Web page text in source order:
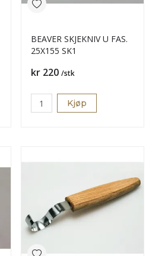
BEAVER SKJEKNIV U FAS.
25X155 SK1
Pris
kr 220 /stk
Kjøp